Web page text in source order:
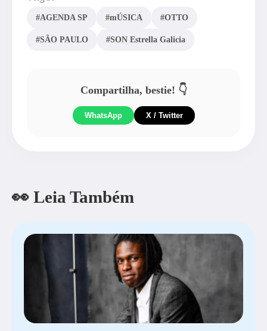
#AGENDA SP #mÚSICA #OTTO
#SÃO PAULO #SON Estrella Galicia
Compartilha, bestie! 👇
WhatsApp X / Twitter
👀 Leia Também